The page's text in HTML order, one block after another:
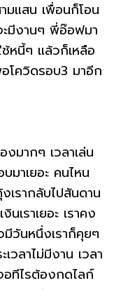
มแสน เพื่อนก็โอน
ะมีงานๆ พี่อ๊อฟมา
หนี้ๆ แล้วก็เหลือ
โควิดรอบ3 มาอีก
งมากๆ เวลาเล่น
มาเยอะ คนไหน
เรากลับไปสันดาน
เราเยอะ เราคง
มีวันหนึ่งเราก็คุยๆ
วลาไม่มีงาน เวลา
อทีไรต้องกดไลก์